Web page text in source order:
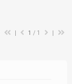
1 / 1